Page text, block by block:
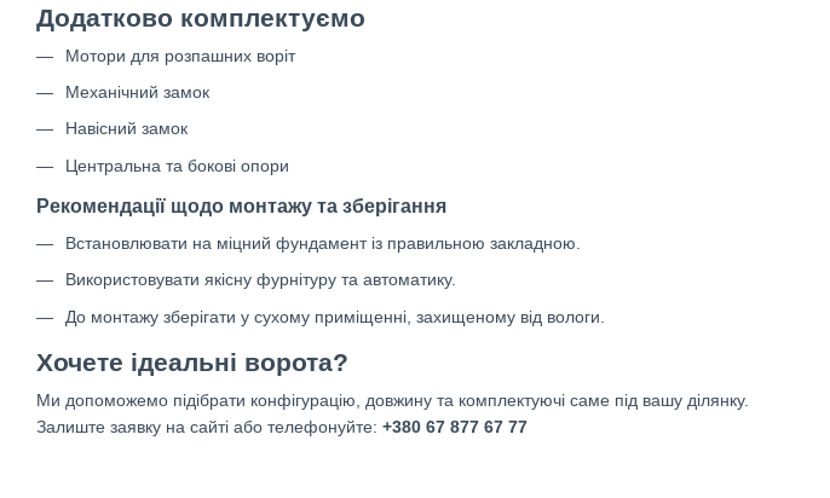
Додатково комплектуємо
Мотори для розпашних воріт
Механічний замок
Навісний замок
Центральна та бокові опори
Рекомендації щодо монтажу та зберігання
Встановлювати на міцний фундамент із правильною закладною.
Використовувати якісну фурнітуру та автоматику.
До монтажу зберігати у сухому приміщенні, захищеному від вологи.
Хочете ідеальні ворота?
Ми допоможемо підібрати конфігурацію, довжину та комплектуючі саме під вашу ділянку.
Залиште заявку на сайті або телефонуйте: +380 67 877 67 77